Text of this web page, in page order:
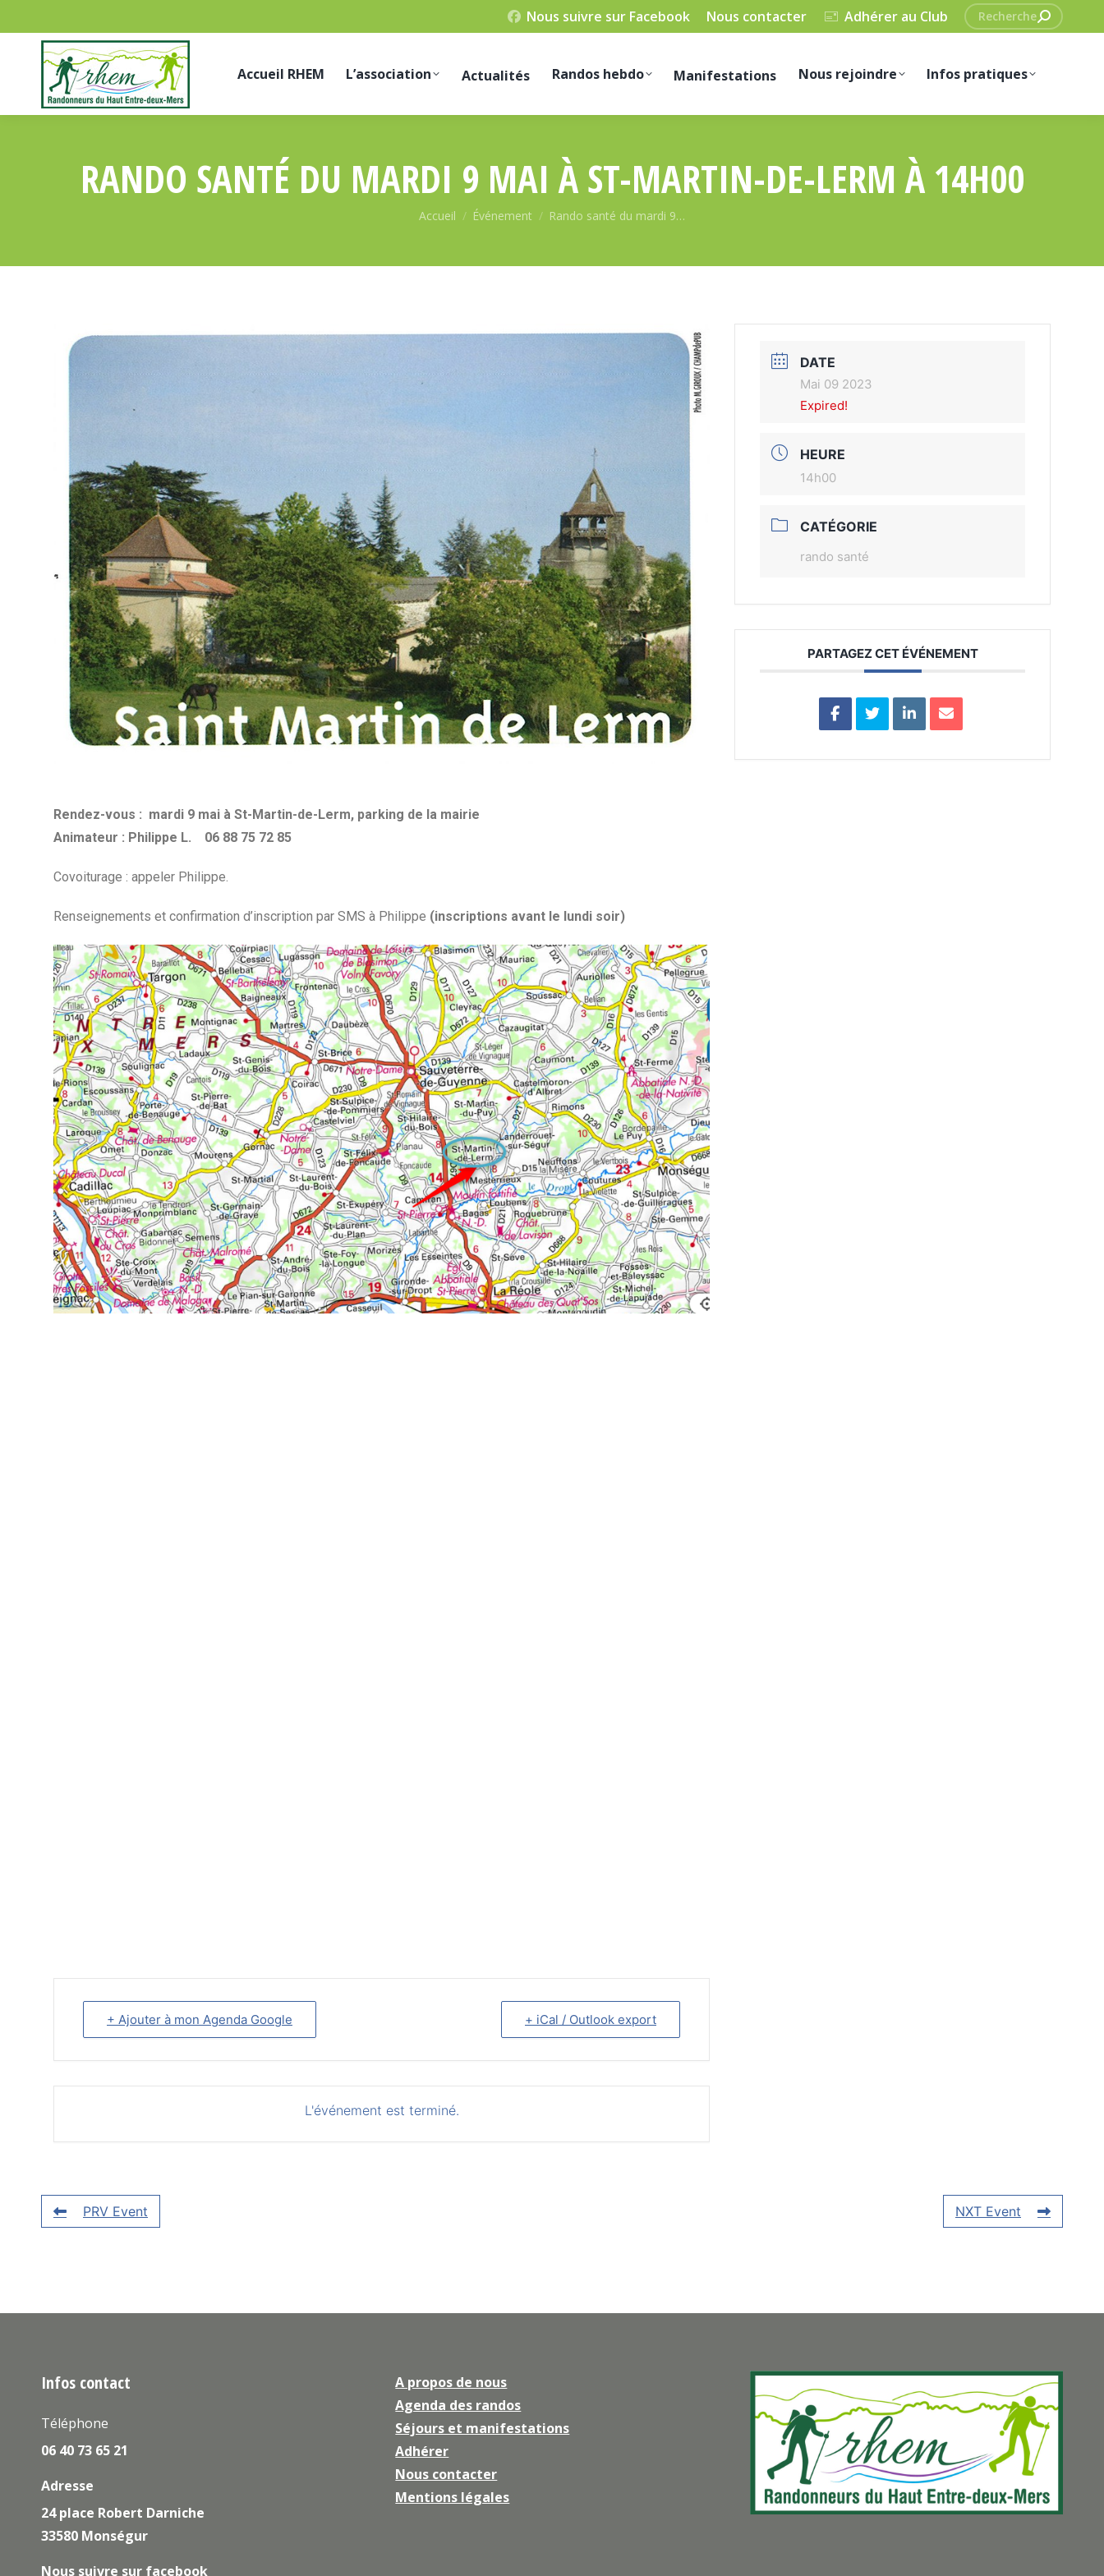
Nous suivre sur Facebook Nous contacter Adhérer au Club
Recherche
:
Accueil RHEM L’association Actualités Randos hebdo Manifestations Nous rejoindre Infos pratiques
RANDO SANTÉ DU MARDI 9 MAI À ST-MARTIN-DE-LERM À 14H00
Vous êtes ici :
Accueil Événement Rando santé du mardi 9…
Rendez-vous : mardi 9 mai à St-Martin-de-Lerm, parking de la mairie
Animateur : Philippe L.
06 88 75 72 85
Covoiturage : appeler Philippe.
Renseignements et confirmation d’inscription par SMS à Philippe (inscriptions avant le lundi soir)
+ Ajouter à mon Agenda Google + iCal / Outlook export
L'événement est terminé.
DATE
Mai 09 2023
Expired!
HEURE
14h00
CATÉGORIE
rando santé
PARTAGEZ CET ÉVÉNEMENT
PRV Event NXT Event
Infos contact
Téléphone
06 40 73 65 21
Adresse
24 place Robert Darniche
33580 Monségur
Nous suivre sur facebook
A propos de nous
Agenda des randos
Séjours et manifestations
Adhérer
Nous contacter
Mentions légales